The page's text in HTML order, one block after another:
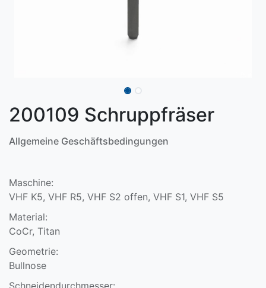
200109 Schruppfräser
Allgemeine Geschäftsbedingungen
Maschine:
VHF K5, VHF R5, VHF S2 offen, VHF S1, VHF S5
Material:
CoCr, Titan
Geometrie:
Bullnose
Schneidendurchmesser: